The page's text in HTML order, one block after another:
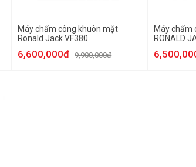
Máy chấm công khuôn mặt
Ronald Jack VF380
6,600,000đ 9,900,000đ
Máy chấm
RONALD